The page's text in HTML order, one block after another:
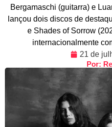
Bergamaschi (guitarra) e
lançou dois discos de
e Shades of Sorrow
internacionalmente
21 de
Por: